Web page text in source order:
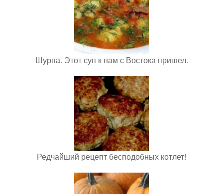
Шурпа. Этот суп к нам с Востока пришел.
Редчайший рецепт бесподобных котлет!